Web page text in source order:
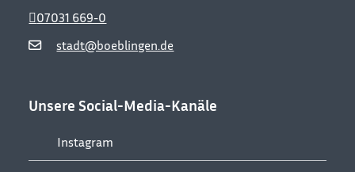
stadt@boeblingen.de
07031 669-0
Unsere Social-Media-Kanäle
Instagram